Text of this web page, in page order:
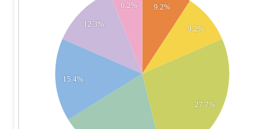
9.2%
9.2%
27.7%
15.4%
12.3%
6.2%